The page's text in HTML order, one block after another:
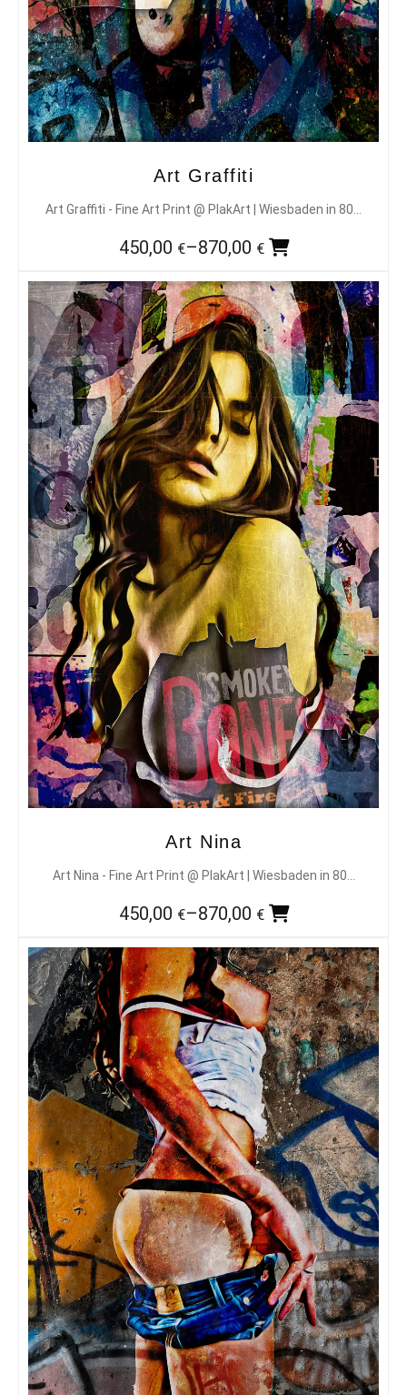
Art Graffiti
Art Graffiti - Fine Art Print @ PlakArt | Wiesbaden in 80…
450,00 €–870,00 €
Art Nina
Art Nina - Fine Art Print @ PlakArt | Wiesbaden in 80…
450,00 €–870,00 €